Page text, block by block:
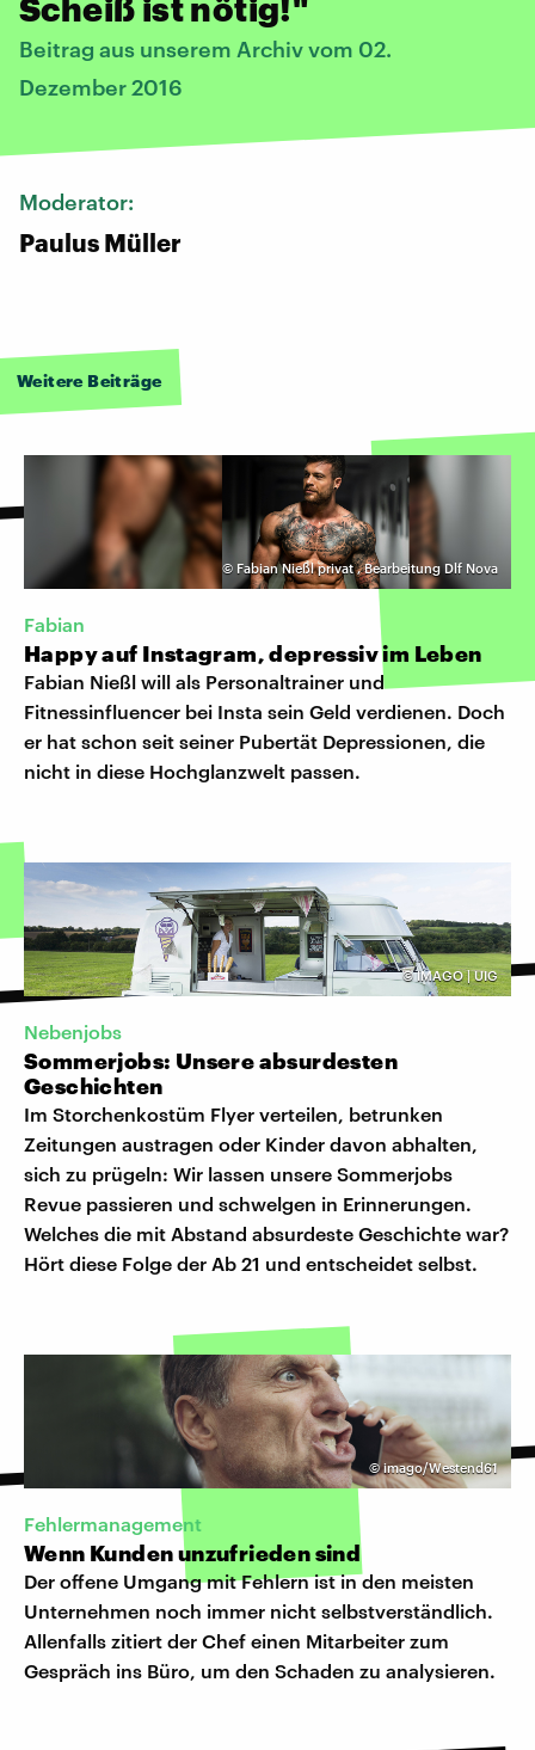
Scheiß ist nötig!"
Beitrag aus unserem Archiv vom 02.
Dezember 2016
Moderator:
Paulus Müller
Weitere Beiträge
© Fabian Nießl privat,Bearbeitung Dlf Nova
Fabian
Happy auf Instagram, depressiv im Leben
Fabian Nießl will als Personaltrainer und
Fitnessinfluencer bei Insta sein Geld verdienen. Doch
er hat schon seit seiner Pubertät Depressionen, die
nicht in diese Hochglanzwelt passen.
©IMAGO | UIG
Nebenjobs
Sommerjobs: Unsere absurdesten
Geschichten
Im Storchenkostüm Flyer verteilen, betrunken
Zeitungen austragen oder Kinder davon abhalten,
sich zu prügeln: Wir lassen unsere Sommerjobs
Revue passieren und schwelgen in Erinnerungen.
Welches die mit Abstand absurdeste Geschichte war?
Hört diese Folge der Ab 21 und entscheidet selbst.
©imago/Westend61
Fehlermanagement
Wenn Kunden unzufrieden sind
Der offene Umgang mit Fehlern ist in den meisten
Unternehmen noch immer nicht selbstverständlich.
Allenfalls zitiert der Chef einen Mitarbeiter zum
Gespräch ins Büro, um den Schaden zu analysieren.